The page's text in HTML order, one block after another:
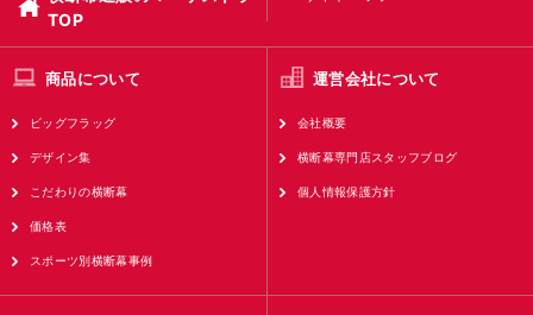
TOP
商品について
ビッグフラッグ
デザイン集
こだわりの横断幕
価格表
スポーツ別横断幕事例
運営会社について
会社概要
横断幕専門店スタッフブログ
個人情報保護方針